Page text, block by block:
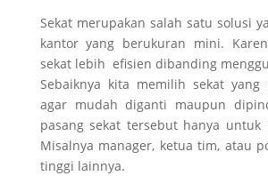
Sekat merupakan salah satu solusi
kantor yang berukuran mini.
sekat lebih efisien dibanding
Sebaiknya kita memilih sekat yang
agar mudah diganti maupun
pasang sekat tersebut hanya untuk
Misalnya manager, ketua tim, atau
tinggi lainnya.